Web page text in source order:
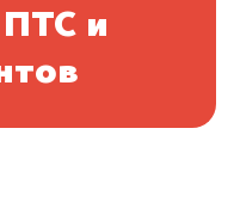
ПТС и